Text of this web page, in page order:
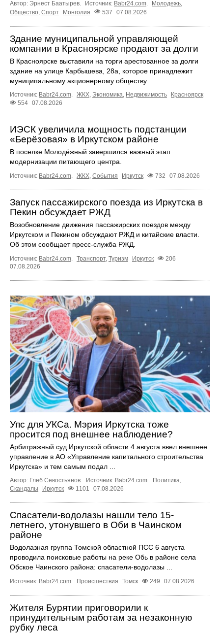
Автор: Эрнест Баатырев. Источник: Babr24.com. Молодежь,
Общество Спорт Монголия 537 07.08.2026
Здание муниципальной управляющей
компании в Красноярске продают за долги
В Красноярске выставили на торги арестованное за долги
здание на улице Карбышева, 28а, которое принадлежит
муниципальному акционерному обществу ...
Источник: Babr24.com ЖКХ Экономика Недвижимость
Красноярск
554 07.08.2026
ИЭСК увеличила мощность подстанции
«Берёзовая» в Иркутском районе
В поселке Молодёжный завершился важный этап
модернизации питающего центра.
Источник: Babr24.com ЖКХ События Иркутск 732 07.08.2026
Запуск пассажирского поезда из Иркутска в
Пекин обсуждает РЖД
Возобновление движения пассажирских поездов между
Иркутском и Пекином обсуждают РЖД и китайские власти.
Об этом сообщает пресс‑служба РЖД.
Источник: Babr24.com. Транспорт, Туризм Иркутск
206
07.08.2026
Упс для УКСа. Мэрия Иркутска тоже
просится под внешнее наблюдение?
Арбитражный суд Иркутской области 4 августа ввел внешнее
управление в АО «Управление капитального строительства
Иркутска» и тем самым подал ...
Автор: Глеб Севостьянов. Источник: Babr24.com Политика
Скандалы
Иркутск 1101 07.08.2026
Спасатели-водолазы нашли тело 15-
летнего, утонувшего в Оби в Чаинском
районе
Водолазная группа Томской областной ПСС 6 августа
проводила поисковые работы на реке Обь в районе села
Обское Чаинского района: спасатели-водолазы ...
Источник: Babr24.com Происшествия Томск 249 07.08.2026
Жителя Бурятии приговорили к
принудительным работам за незаконную
рубку леса